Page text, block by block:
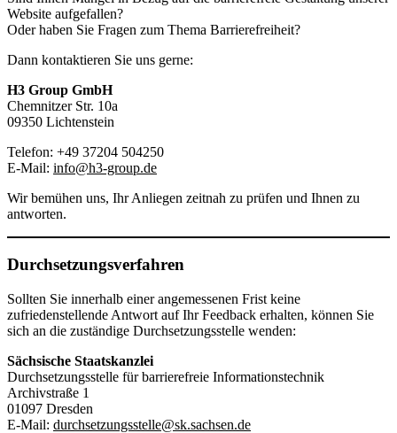
Website aufgefallen?
Oder haben Sie Fragen zum Thema Barrierefreiheit?
Dann kontaktieren Sie uns gerne:
H3 Group GmbH
Chemnitzer Str. 10a
09350 Lichtenstein
Telefon: +49 37204 504250
E-Mail: info@h3-group.de
Wir bemühen uns, Ihr Anliegen zeitnah zu prüfen und Ihnen zu
antworten.
Durchsetzungsverfahren
Sollten Sie innerhalb einer angemessenen Frist keine
zufriedenstellende Antwort auf Ihr Feedback erhalten, können Sie
sich an die zuständige Durchsetzungsstelle wenden:
Sächsische Staatskanzlei
Durchsetzungsstelle für barrierefreie Informationstechnik
Archivstraße 1
01097 Dresden
E-Mail: durchsetzungsstelle@sk.sachsen.de